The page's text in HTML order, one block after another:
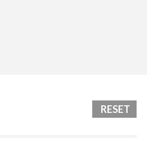
RESET